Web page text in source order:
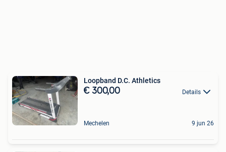
Loopband D.C. Athletics
€ 300,00 Details
Mechelen 9 jun 26